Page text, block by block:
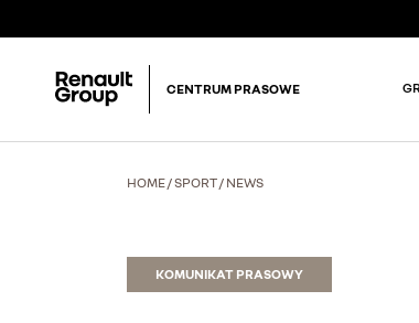
CENTRUM PRASOWE
HOME/SPORT/ NEWS
KOMUNIKAT PRASOWY